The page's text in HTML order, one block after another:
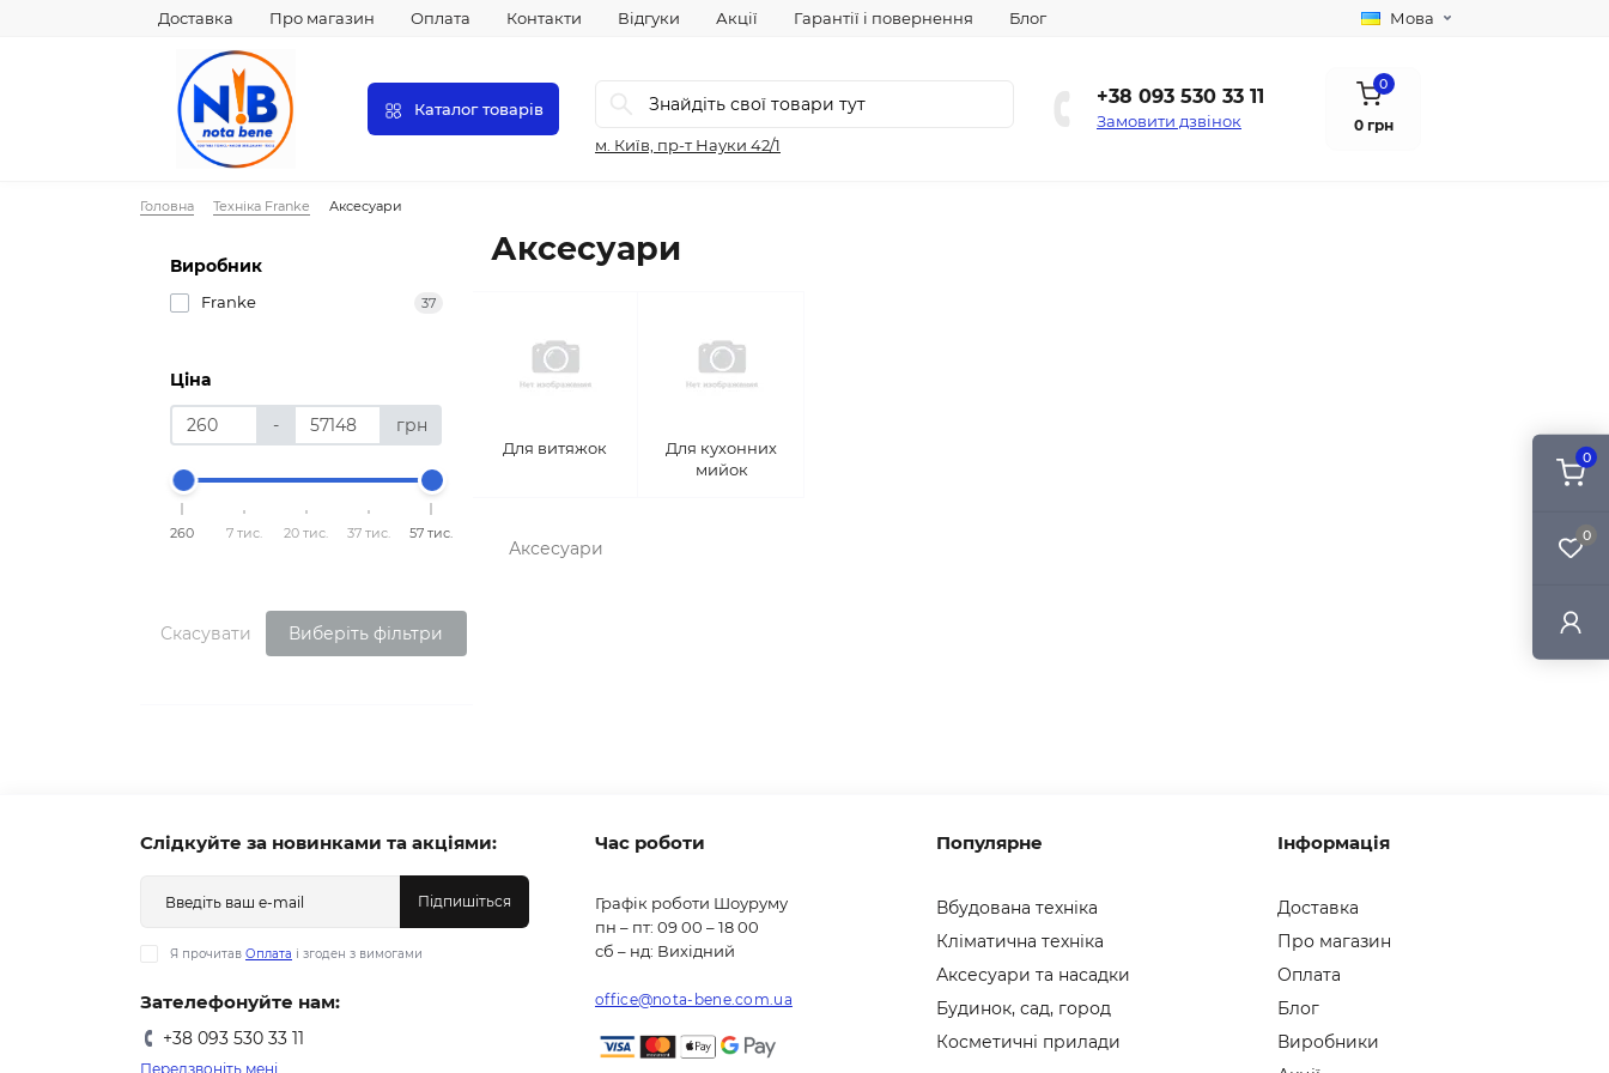
0
0
Доставка Про магазин Оплата Контакти Відгуки Акції Гарантії і повернення Блог Мова
Каталог товарів
м. Київ, пр-т Науки 42/1
+38 093 530 33 11
Замовити дзвінок
0
0 грн
Головна Техніка Franke Аксесуари
Виробник
Franke 37
Ціна
- грн
260 7 тис. 20 тис. 37 тис. 57 тис.
Скасувати Виберіть фільтри
Аксесуари
Для витяжок
Для кухонних
мийок
Аксесуари
Слідкуйте за новинками та акціями:
Підпишіться
Я прочитав Оплата і згоден з вимогами
Зателефонуйте нам:
+38 093 530 33 11
Передзвоніть мені
Час роботи
Графік роботи Шоуруму
пн – пт: 09 00 – 18 00
сб – нд: Вихідний
office@nota-bene.com.ua
Популярне
Вбудована техніка
Кліматична техніка
Аксесуари та насадки
Будинок, сад, город
Косметичні прилади
Інформація
Доставка
Про магазин
Оплата
Блог
Виробники